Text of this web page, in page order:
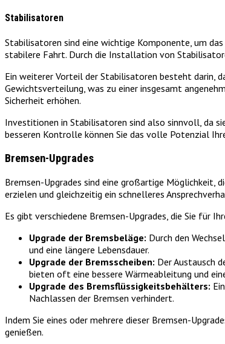
Stabilisatoren
Stabilisatoren sind eine wichtige Komponente, um
stabilere Fahrt. Durch die Installation von
Ein weiterer Vorteil der Stabilisatoren besteht darin,
Gewichtsverteilung, was zu einer insgesamt
Sicherheit erhöhen.
Investitionen in Stabilisatoren sind also sinnvoll, da
besseren Kontrolle können Sie das volle Potenzial
Bremsen-Upgrades
Bremsen-Upgrades sind eine großartige Möglichkeit,
erzielen und gleichzeitig ein schnelleres
Es gibt verschiedene Bremsen-Upgrades, die Sie für
Upgrade der Bremsbeläge: Durch den
und eine längere Lebensdauer.
Upgrade der Bremsscheiben: Der Austausch
bieten oft eine bessere Wärmeableitung und
Upgrade des Bremsflüssigkeitsbehälters:
Nachlassen der Bremsen verhindert.
Indem Sie eines oder mehrere dieser Bremsen-
genießen.